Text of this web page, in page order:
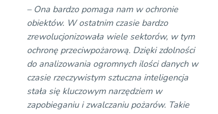
– Ona bardzo pomaga nam w ochronie
obiektów. W ostatnim czasie bardzo
zrewolucjonizowała wiele sektorów, w tym
ochronę przeciwpożarową. Dzięki zdolności
do analizowania ogromnych ilości danych w
czasie rzeczywistym sztuczna inteligencja
stała się kluczowym narzędziem w
zapobieganiu i zwalczaniu pożarów. Takie